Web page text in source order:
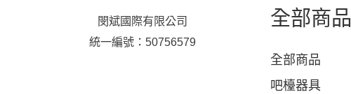
閔斌國際有限公司
統一編號：50756579
全部商品
全部商品
吧檯器具